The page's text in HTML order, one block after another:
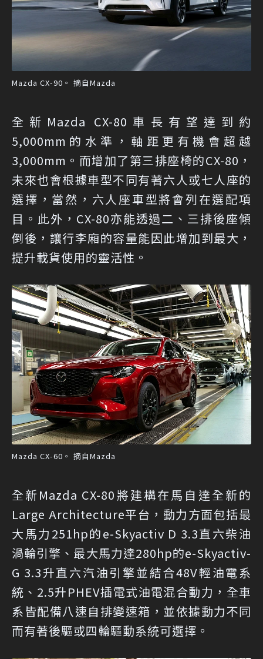
Mazda CX-90。 摘自Mazda
全新Mazda CX-80車長有望達到約
5,000mm的水準，軸距更有機會超越
3,000mm。而增加了第三排座椅的CX-80，
未來也會根據車型不同有著六人或七人座的
選擇，當然，六人座車型將會列在選配項
目。此外，CX-80亦能透過二、三排後座傾
倒後，讓行李廂的容量能因此增加到最大，
提升載貨使用的靈活性。
Mazda CX-60。 摘自Mazda
全新Mazda CX-80將建構在馬自達全新的
Large Architecture平台，動力方面包括最
大馬力251hp的e-Skyactiv D 3.3直六柴油
渦輪引擎、最大馬力達280hp的e-Skyactiv-
G 3.3升直六汽油引擎並結合48V輕油電系
統、2.5升PHEV插電式油電混合動力，全車
系皆配備八速自排變速箱，並依據動力不同
而有著後驅或四輪驅動系統可選擇。